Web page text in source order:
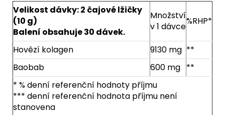
Velikost dávky: 2 čajové lžičky
(10 g)
Balení obsahuje 30 dávek.
Množství
v 1 dávce%RHP*
Hovězí kolagen 9130 mg **
Baobab
600 mg **
* % denní referenční hodnoty příjmu
*** denní referenční hodnota příjmu není
stanovena